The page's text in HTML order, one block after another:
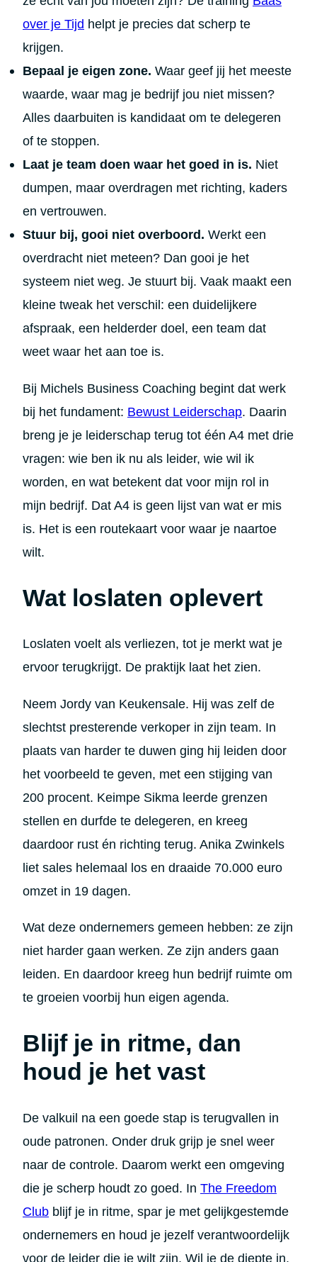
over je Tijd helpt je precies dat scherp te
krijgen.
Bepaal je eigen zone. Waar geef jij het meeste
waarde, waar mag je bedrijf jou niet missen?
Alles daarbuiten is kandidaat om te delegeren
of te stoppen.
Laat je team doen waar het goed in is. Niet
dumpen, maar overdragen met richting, kaders
en vertrouwen.
Stuur bij, gooi niet overboord. Werkt een
overdracht niet meteen? Dan gooi je het
systeem niet weg. Je stuurt bij. Vaak maakt een
kleine tweak het verschil: een duidelijkere
afspraak, een helderder doel, een team dat
weet waar het aan toe is.
Bij Michels Business Coaching begint dat werk
bij het fundament: Bewust Leiderschap. Daarin
breng je je leiderschap terug tot één A4 met drie
vragen: wie ben ik nu als leider, wie wil ik
worden, en wat betekent dat voor mijn rol in
mijn bedrijf. Dat A4 is geen lijst van wat er mis
is. Het is een routekaart voor waar je naartoe
wilt.
Wat loslaten oplevert
Loslaten voelt als verliezen, tot je merkt wat je
ervoor terugkrijgt. De praktijk laat het zien.
Neem Jordy van Keukensale. Hij was zelf de
slechtst presterende verkoper in zijn team. In
plaats van harder te duwen ging hij leiden door
het voorbeeld te geven, met een stijging van
200 procent. Keimpe Sikma leerde grenzen
stellen en durfde te delegeren, en kreeg
daardoor rust én richting terug. Anika Zwinkels
liet sales helemaal los en draaide 70.000 euro
omzet in 19 dagen.
Wat deze ondernemers gemeen hebben: ze zijn
niet harder gaan werken. Ze zijn anders gaan
leiden. En daardoor kreeg hun bedrijf ruimte om
te groeien voorbij hun eigen agenda.
Blijf je in ritme, dan
houd je het vast
De valkuil na een goede stap is terugvallen in
oude patronen. Onder druk grijp je snel weer
naar de controle. Daarom werkt een omgeving
die je scherp houdt zo goed. In The Freedom
Club blijf je in ritme, spar je met gelijkgestemde
ondernemers en houd je jezelf verantwoordelijk
voor de leider die je wilt zijn. Wil je de diepte in,